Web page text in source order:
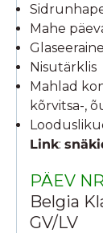
Mahe
Nisutärklis
Mahlad
kõrvitsa-,
Link:
PÄEV
Belgia
GV/LV